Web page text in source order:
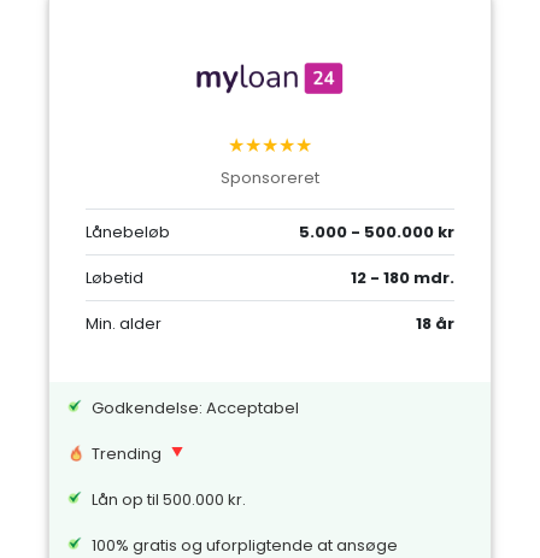
★★★★★
Sponsoreret
Lånebeløb
5.000 - 500.000 kr
Løbetid
12 - 180 mdr.
Min. alder
18 år
Godkendelse: Acceptabel
Trending
Lån op til 500.000 kr.
100% gratis og uforpligtende at ansøge